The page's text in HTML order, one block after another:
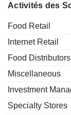
Activités des
Food Retail
Internet Retail
Food Distributors
Miscellaneous
Investment
Specialty Stores